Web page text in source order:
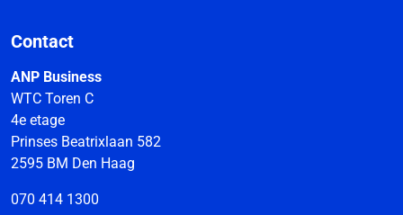
Contact
ANP Business
WTC Toren C
4e etage
Prinses Beatrixlaan 582
2595 BM Den Haag
070 414 1300